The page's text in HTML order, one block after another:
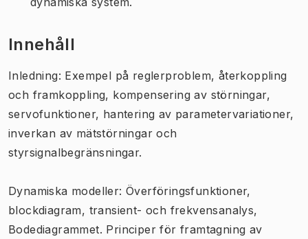
Innehåll
Inledning: Exempel på reglerproblem, återkoppling
och framkoppling, kompensering av störningar,
servofunktioner, hantering av parametervariationer,
inverkan av mätstörningar och
styrsignalbegränsningar.
Dynamiska modeller: Överföringsfunktioner,
blockdiagram, transient- och frekvensanalys,
Bodediagrammet. Principer för framtagning av